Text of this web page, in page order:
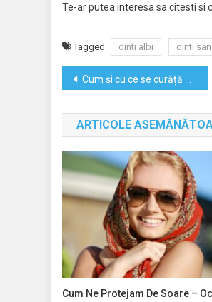
Te-ar putea interesa sa citesti si
Tagged dinti albi dinti
Navigare
în
articole
Cum și cu ce se curăță un frigider?
ARTICOLE
Cum Ne Protejam De Soare –